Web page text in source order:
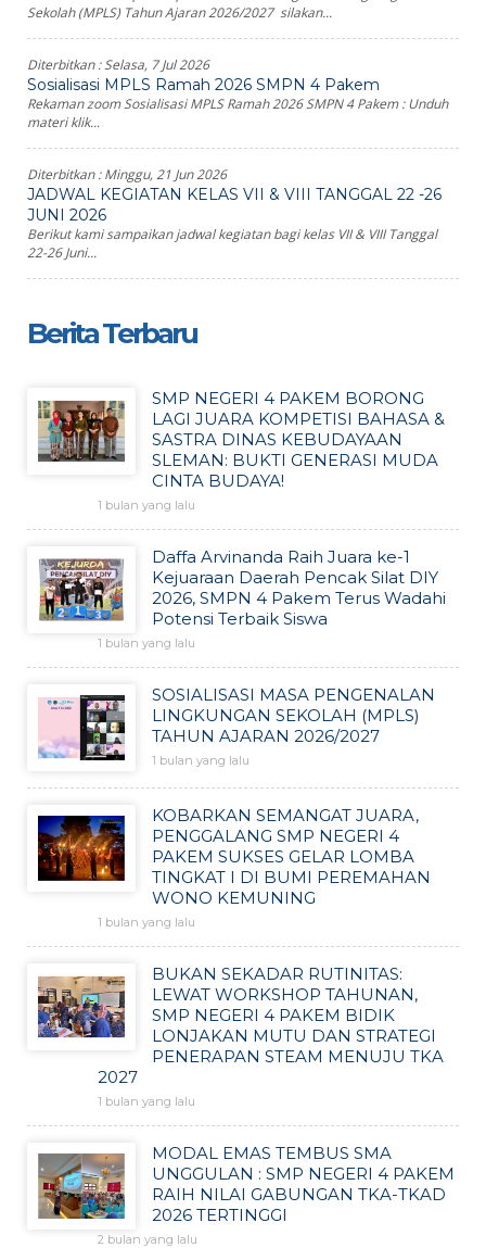
Sekolah (MPLS) Tahun Ajaran 2026/2027 silakan...
Diterbitkan :Selasa, 7 Jul 2026
Sosialisasi MPLS Ramah 2026 SMPN 4 Pakem
Rekaman zoom Sosialisasi MPLS Ramah 2026 SMPN 4 Pakem : Unduh
materi klik...
Diterbitkan :Minggu, 21 Jun 2026
JADWAL KEGIATAN KELAS VII & VIII TANGGAL 22 -26
JUNI 2026
Berikut kami sampaikan jadwal kegiatan bagi kelas VII & VIII Tanggal
22-26 Juni...
Berita Terbaru
SMP NEGERI 4 PAKEM BORONG
LAGI JUARA KOMPETISI BAHASA &
SASTRA DINAS KEBUDAYAAN
SLEMAN: BUKTI GENERASI MUDA
CINTA BUDAYA!
1 bulan yang lalu
Daffa Arvinanda Raih Juara ke-1
Kejuaraan Daerah Pencak Silat DIY
2026, SMPN 4 Pakem Terus Wadahi
Potensi Terbaik Siswa
1 bulan yang lalu
SOSIALISASI MASA PENGENALAN
LINGKUNGAN SEKOLAH (MPLS)
TAHUN AJARAN 2026/2027
1 bulan yang lalu
KOBARKAN SEMANGAT JUARA,
PENGGALANG SMP NEGERI 4
PAKEM SUKSES GELAR LOMBA
TINGKAT I DI BUMI PEREMAHAN
WONO KEMUNING
1 bulan yang lalu
BUKAN SEKADAR RUTINITAS:
LEWAT WORKSHOP TAHUNAN,
SMP NEGERI 4 PAKEM BIDIK
LONJAKAN MUTU DAN STRATEGI
PENERAPAN STEAM MENUJU TKA
2027
1 bulan yang lalu
MODAL EMAS TEMBUS SMA
UNGGULAN : SMP NEGERI 4 PAKEM
RAIH NILAI GABUNGAN TKA-TKAD
2026 TERTINGGI
2 bulan yang lalu